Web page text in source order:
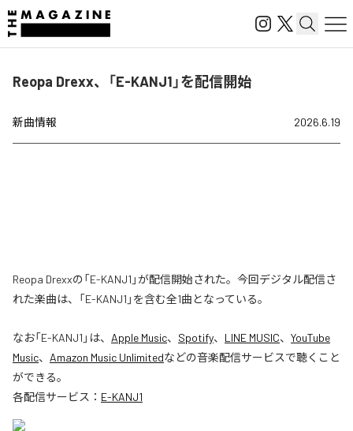
Reopa Drexx、「E-KANJ1」を配信開始
新曲情報 2026.6.19
Reopa Drexxの「E-KANJ1」が配信開始された。今回デジタル配信さ
れた楽曲は、「E-KANJ1」を含む全1曲となっている。
なお「E-KANJ1 」は、 Apple Music、 Spotify、 LINE MUSIC、 YouTube
Music、 Amazon Music Unlimitedなどの音楽配信サービスで聴くこと
ができる。
各配信サービス： E-KANJ1